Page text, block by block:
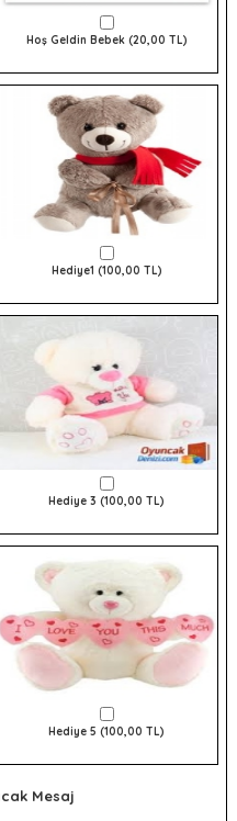
Hoş Geldin Bebek (20,00 TL)
Hediye1 (100,00 TL)
Hediye 3 (100,00 TL)
Hediye 5 (100,00 TL)
Mesaj